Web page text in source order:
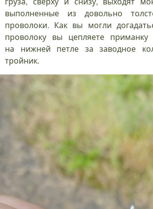
выполненные из довольно
проволоки. Как вы могли
проволоку вы цепляете приманку
на нижней петле за заводное
тройник.